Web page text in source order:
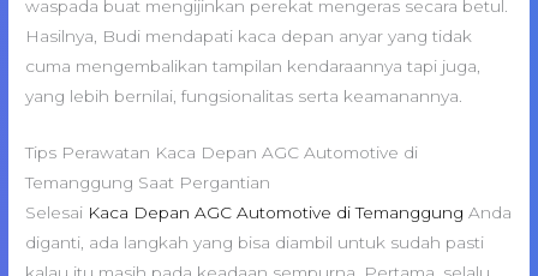
waspada buat mengijinkan perekat mengeras secara betul.
Hasilnya, Budi mendapati kaca depan anyar yang tidak
cuma mengembalikan tampilan kendaraannya tapi juga,
yang lebih bernilai, fungsionalitas serta keamanannya.
Tips Perawatan Kaca Depan AGC Automotive di
Temanggung Saat Pergantian
Selesai Kaca Depan AGC Automotive di Temanggung Anda
diganti, ada langkah yang bisa diambil untuk sudah pasti
kalau itu masih pada keadaan sempurna. Pertama, selalu